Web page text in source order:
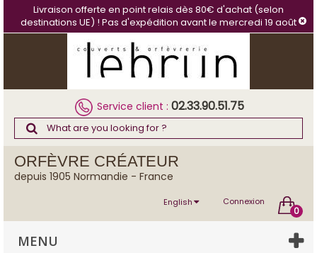
Livraison offerte en point relais dès 80€ d'achat (selon
destinations UE) ! Pas d'expédition avant le mercredi 19 août
Service client : 02.33.90.51.75
ORFÈVRE CRÉATEUR
depuis 1905 Normandie - France
0
Connexion
English
MENU
Cookies management panel